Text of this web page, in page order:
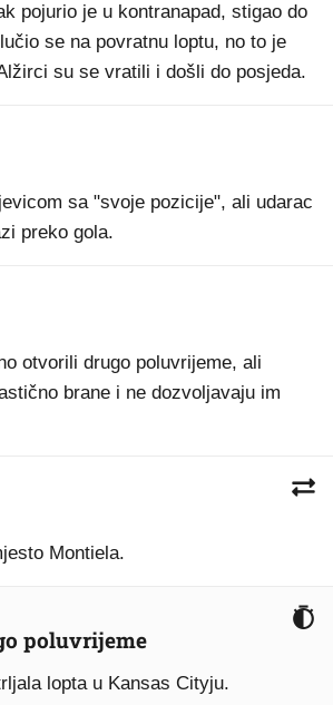
pojurio je u kontranapad, stigao do
se na povratnu loptu, no to je
su se vratili i došli do posjeda.
sa "svoje pozicije", ali udarac
preko gola.
otvorili drugo poluvrijeme, ali
brane i ne dozvoljavaju im
Montiela.
poluvrijeme
lopta u Kansas Cityju.